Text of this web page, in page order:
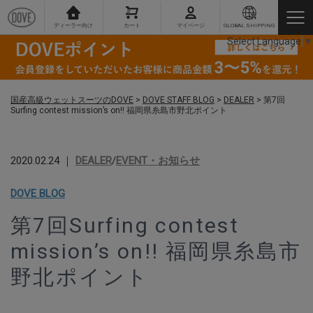
ディーラー向け カート マイページ GLOBAL SHIPPING
国産高級ウェットスーツのDOVE > DOVE STAFF BLOG > DEALER > 第7回
Surfing contest mission’s on!! 福岡県糸島市野北ポイント
2020.02.24 ｜ DEALER/EVENT・お知らせ
DOVE BLOG
第7回Surfing contest
mission’s on!! 福岡県糸島市
野北ポイント
Select Language ▼